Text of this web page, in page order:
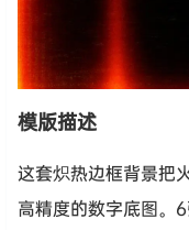
模版描述
这套炽热边框背景把
高精度的数字底图。